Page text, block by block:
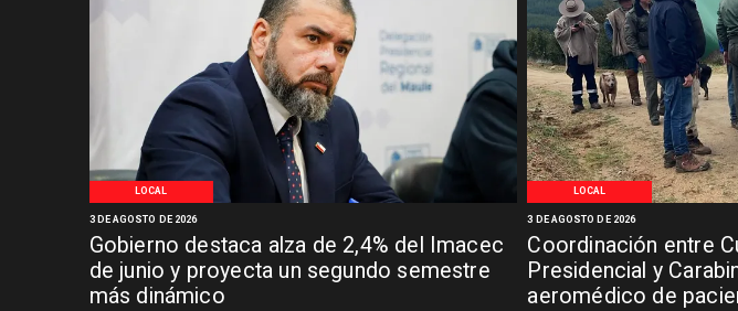
LOCAL
Gobierno destaca alza de 2,4% del Imacec
de junio y proyecta un segundo semestre
más dinámico
3 DE AGOSTO DE 2026
LOCAL
Coordinación entre
Presidencial y
aeromédico de
3 DE AGOSTO DE 2026